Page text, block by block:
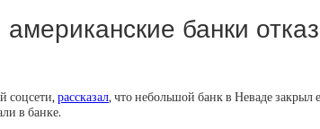
банки
соцсети,рассказал, что небольшой банк в Неваде закрыл
в банке.